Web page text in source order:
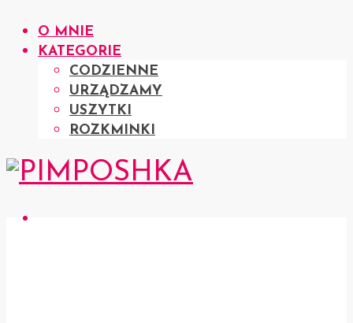
O MNIE
KATEGORIE
CODZIENNE
URZĄDZAMY
USZYTKI
ROZKMINKI